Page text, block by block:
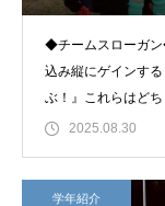
◆チームスローガン
込み縦にゲインす
ぶ！』これらはど
ク
2025.08.30
学年紹介